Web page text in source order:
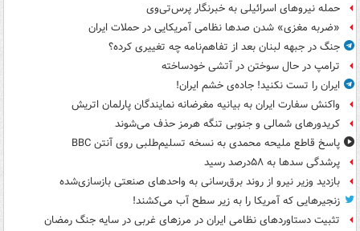
حمله نیروهای اسرائیلی به خبرنگار پرس‌تی‌وی
«ضربه مغزی» شدن صدها نظامی آمریکایی در حملات ایران
جنگ در جبهه لبنان بعد از تفاهم‌نامه چه تغییری کرده؟
ترامپ در حال سوختن در آتشی خودساخته
ایران را تست نکنید! جاده‌ی خشم ایران!
واکنش سفارت ایران به بیانیه مغرضانه نمایندگان پارلمان اتریش
کریدورهای شمالی و جنوبی تنگه هرمز حذف می‌شوند
پاسخ قاطع ملیحه محمدی به نسخه تسلیم‌طلبی روی آنتن BBC
پرشدگی سدها به ۵۸درصد رسید
بازدید وزیر نیرو از روند برق‌رسانی به واحدهای صنعتی بازسازی‌شده
زنجیرهایی که آمریکا را به زیر سطح آب می‌کشند!
تثبیت دستاوردهای نظامی ایران در مرزهای غربی در سایه جنگ رمضان